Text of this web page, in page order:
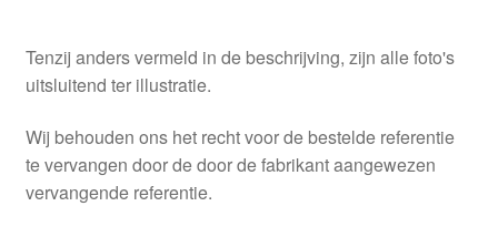
Tenzij anders vermeld in de beschrijving, zijn alle foto's
uitsluitend ter illustratie.
Wij behouden ons het recht voor de bestelde referentie
te vervangen door de door de fabrikant aangewezen
vervangende referentie.